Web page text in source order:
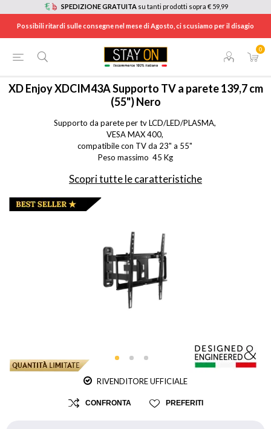
SPEDIZIONE GRATUITA su tanti prodotti sopra € 59,99
Possibili ritardi sulle consegne nel mese di Agosto, ci scusiamo per il disagio
0
TV E HOME CINEMA / ACCESSORI TV / XDCIM43A
XD EnjoyXDCIM43A Supporto TV a parete 139,7 cm
(55") Nero
Supporto da parete per tv LCD/LED/PLASMA,
VESA MAX 400,
compatibile con TV da 23" a 55"
Peso massimo  45 Kg
Scopri tutte le caratteristiche
RIVENDITORE UFFICIALE
CONFRONTA PREFERITI